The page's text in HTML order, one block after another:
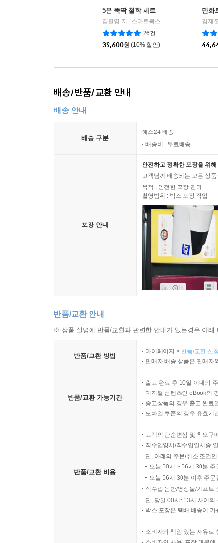
5분 뚝딱 철학 세트
김필영 저
스마트북스
26건
39,600원 (10% 할인)
만화
김재
배송/반품/교환 안내
배송 안내
배송 구분
예스24 배송
배송비 : 무료배송
포장 안내
안전하고 정확한 포장을 위
고객님께 배송되는 모든 상
목적 : 안전한 포장 관리
촬영범위 : 박스 포장 작업
반품/교환 안내
※ 상품 설명에 반품/교환과 관련한 안내가 있는경우 아
반품/교환 방법
마이페이지 > 반품/교환 신
판매자 배송 상품은 판매자
반품/교환 가능기간
출고 완료 후 10일 이내의
디지털 콘텐츠인 eBook의
중고상품의 경우 출고 완료
모바일 쿠폰의 경우 유효기
반품/교환 비용
고객의 단순변심 및 착오구
직수입양서/직수입일서중
단, 아래의 주문/취소 조건
오늘 00시 ~ 06시 30분
오늘 06시 30분 이후 주
직수입 음반/영상물/기프트
단, 당일 00시~13시 사이의
박스 포장은 택배 배송이
소비자의 책임 있는 사유로